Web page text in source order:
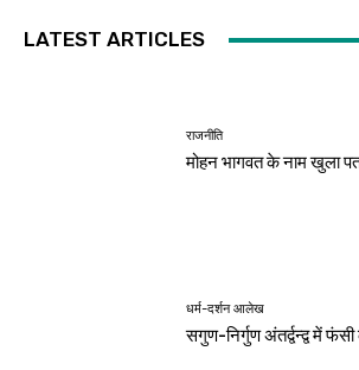
LATEST ARTICLES
राजनीति
मोहन भागवत के नाम खुला
धर्म-दर्शन आलेख
सगुण-निर्गुण अंतर्द्वन्द्व में